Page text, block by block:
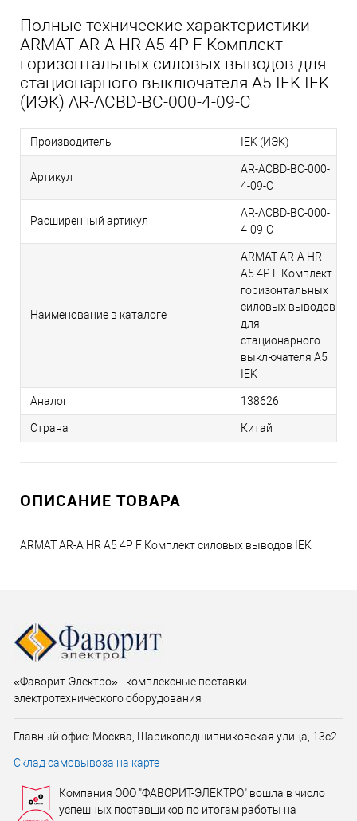
Полные технические характеристики
ARMAT AR-A HR A5 4P F Комплект
горизонтальных силовых выводов для
стационарного выключателя A5 IEK IEK
(ИЭК) AR-ACBD-BC-000-4-09-C
Производитель IEK (ИЭК)
Артикул
AR-ACBD-BC-000-
4-09-C
Расширенный артикул
AR-ACBD-BC-000-
4-09-C
Наименование в каталоге
ARMAT AR-A HR
A5 4P F Комплект
горизонтальных
силовых выводов
для
стационарного
выключателя A5
IEK
Аналог 138626
Страна Китай
ОПИСАНИЕ ТОВАРА
ARMAT AR-A HR A5 4P F Комплект силовых выводов IEK
«Фаворит-Электро» - комплексные поставки
электротехнического оборудования
Главный офис: Москва, Шарикоподшипниковская улица, 13с2
Склад самовывоза на карте
Компания ООО "ФАВОРИТ-ЭЛЕКТРО" вошла в число
успешных поставщиков по итогам работы на